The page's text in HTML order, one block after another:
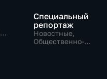
Специальный
репортаж
Новостные,
Общественно-